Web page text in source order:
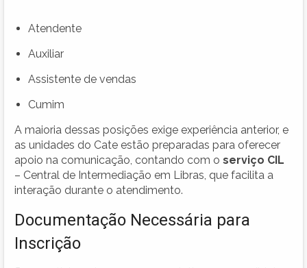
Atendente
Auxiliar
Assistente de vendas
Cumim
A maioria dessas posições exige experiência anterior, e
as unidades do Cate estão preparadas para oferecer
apoio na comunicação, contando com o serviço CIL
– Central de Intermediação em Libras, que facilita a
interação durante o atendimento.
Documentação Necessária para
Inscrição